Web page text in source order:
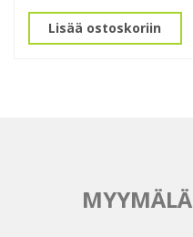
Lisää ostoskoriin
MYYMÄLÄ